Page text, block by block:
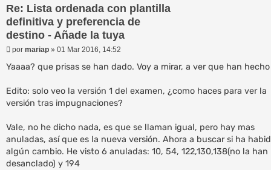
Re: Lista ordenada con plantilla
definitiva y preferencia de
destino - Añade la tuya
M
n
j
e
por mariap » 01 Mar 2016, 14:52
Yaaaa? que prisas se han dado. Voy a mirar, a ver que han hecho
Edito: solo veo la versión 1 del examen, ¿como haces para ver la
versión tras impugnaciones?
Vale, no he dicho nada, es que se llaman igual, pero hay mas
anuladas, así que es la nueva versión. Ahora a buscar si ha
algún cambio. He visto 6 anuladas: 10, 54, 122,130,138(no la han
desanclado) y 194